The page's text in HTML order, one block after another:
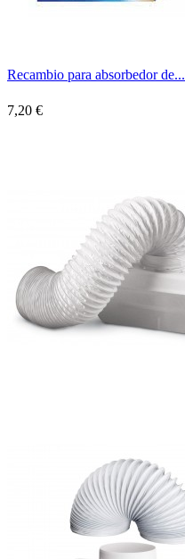
Recambio para absorbedor de...
7,20 €